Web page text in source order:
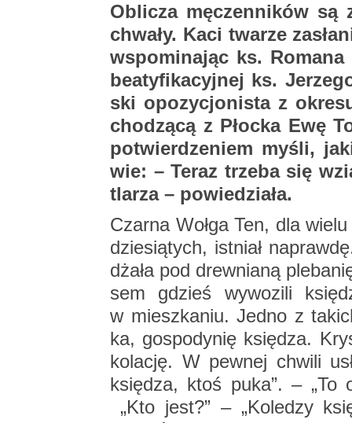
Ob­li­cza mę­czen­ni­ków są
chwa­ły. Kaci twa­rze
wspo­mi­na­jąc ks.
be­aty­fi­ka­cyj­nej ks.
ski opo­zy­cjo­ni­sta z
cho­dzą­cą z Płoc­ka Ewę
po­twier­dze­niem myśli,
wie: – Teraz trze­ba się
tla­rza – po­wie­dzia­ła.
Czar­na Wołga Ten, dla
dzie­sią­tych, ist­niał
dża­ła pod drew­nia­ną
sem gdzieś wy­wo­zi­li
w miesz­ka­niu. Jedno z
ka, go­spo­dy­nię księ­dza.
ko­la­cję. W pew­nej chwi­li
księ­dza, ktoś puka”. – „To
„Kto jest?” – „Ko­le­dzy